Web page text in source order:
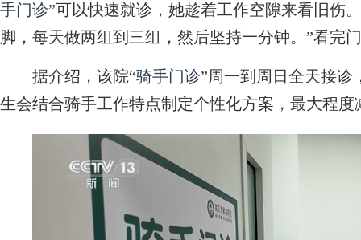
手门诊”可以快速就诊，她趁着工作空隙来看旧伤
脚，每天做两组到三组，然后坚持一分钟。”看完
据介绍，该院“骑手门诊”周一到周日全天接诊
生会结合骑手工作特点制定个性化方案，最大程